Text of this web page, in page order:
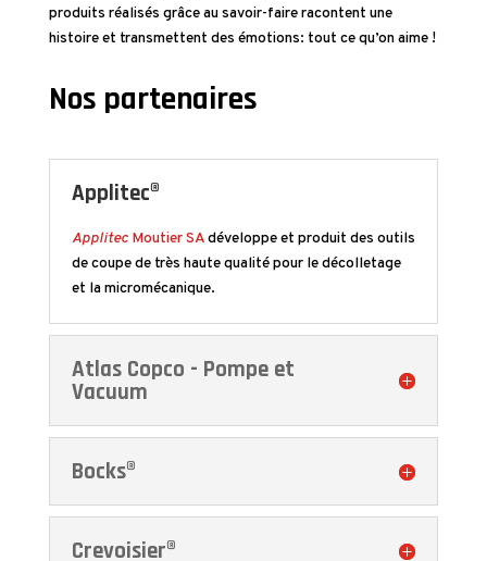
produits réalisés grâce au savoir-faire racontent une
histoire et transmettent des émotions: tout ce qu’on aime !
Nos partenaires
Applitec®
ApplitecMoutier SAdéveloppe et produit des outils
de coupe de très haute qualité pour le décolletage
et la micromécanique.
Atlas Copco - Pompe et
Vacuum
Bocks®
Crevoisier®